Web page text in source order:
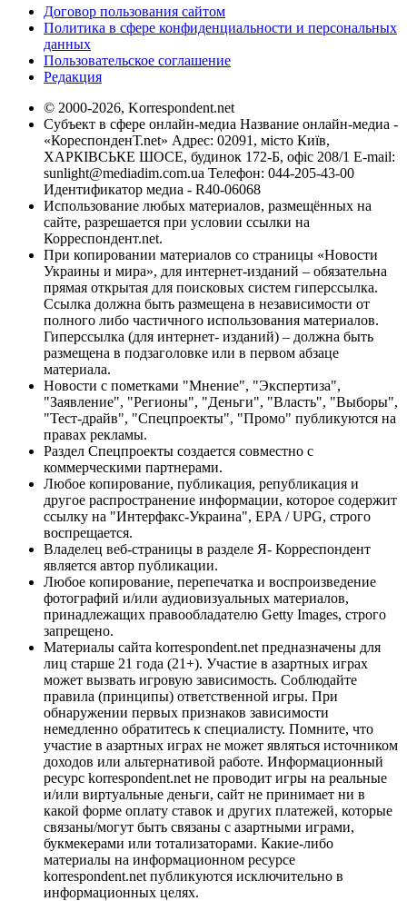
Договор пользования сайтом
Политика в сфере конфиденциальности и персональных
данных
Пользовательское соглашение
Редакция
© 2000-2026, Korrespondent.net
Субъект в сфере онлайн-медиа Название онлайн-медиа -
«КореспонденТ.net» Адрес: 02091, місто Київ,
ХАРКІВСЬКЕ ШОСЕ, будинок 172-Б, офіс 208/1 E-mail:
sunlight@mediadim.com.ua Телефон: 044-205-43-00
Идентификатор медиа - R40-06068
Использование любых материалов, размещённых на
сайте, разрешается при условии ссылки на
Корреспондент.net.
При копировании материалов со страницы «Новости
Украины и мира», для интернет-изданий – обязательна
прямая открытая для поисковых систем гиперссылка.
Ссылка должна быть размещена в независимости от
полного либо частичного использования материалов.
Гиперссылка (для интернет- изданий) – должна быть
размещена в подзаголовке или в первом абзаце
материала.
Новости с пометками "Мнение", "Экспертиза",
"Заявление", "Регионы", "Деньги", "Власть", "Выборы",
"Тест-драйв", "Спецпроекты", "Промо" публикуются на
правах рекламы.
Раздел Спецпроекты создается совместно с
коммерческими партнерами.
Любое копирование, публикация, републикация и
другое распространение информации, которое содержит
ссылку на "Интерфакс-Украина", EPA / UPG, строго
воспрещается.
Владелец веб-страницы в разделе Я- Корреспондент
является автор публикации.
Любое копирование, перепечатка и воспроизведение
фотографий и/или аудиовизуальных материалов,
принадлежащих правообладателю Getty Images, строго
запрещено.
Материалы сайта korrespondent.net предназначены для
лиц старше 21 года (21+). Участие в азартных играх
может вызвать игровую зависимость. Соблюдайте
правила (принципы) ответственной игры. При
обнаружении первых признаков зависимости
немедленно обратитесь к специалисту. Помните, что
участие в азартных играх не может являться источником
доходов или альтернативой работе. Информационный
ресурс korrespondent.net не проводит игры на реальные
и/или виртуальные деньги, сайт не принимает ни в
какой форме оплату ставок и других платежей, которые
связаны/могут быть связаны с азартными играми,
букмекерами или тотализаторами. Какие-либо
материалы на информационном ресурсе
korrespondent.net публикуются исключительно в
информационных целях.